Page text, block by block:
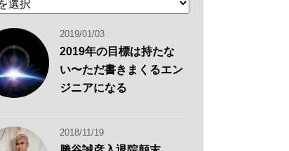
2019/01/03
2019年の目標は持たな
い〜ただ書きまくるエン
ジニアになる
2018/11/19